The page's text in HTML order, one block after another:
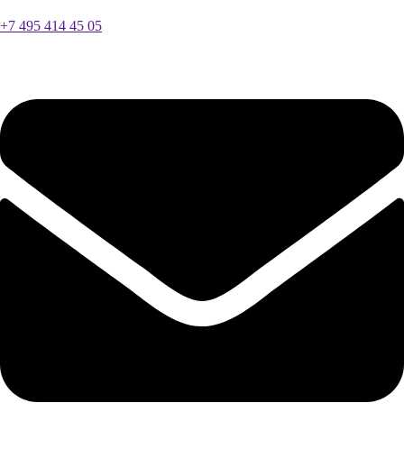
+7 495 414 45 05